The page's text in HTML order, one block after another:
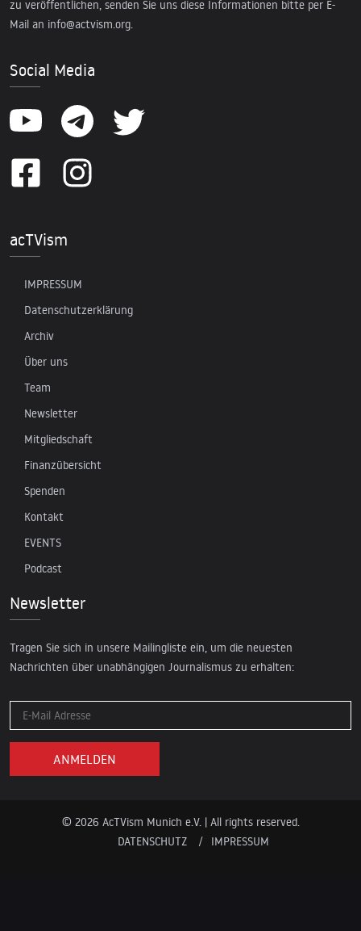
zu veröffentlichen, senden Sie uns diese Informationen bitte per E-
Mail an info@actvism.org.
Social Media
acTVism
IMPRESSUM
Datenschutzerklärung
Archiv
Über uns
Team
Newsletter
Mitgliedschaft
Finanzübersicht
Spenden
Kontakt
EVENTS
Podcast
Newsletter
Tragen Sie sich in unsere Mailingliste ein, um die neuesten
Nachrichten über unabhängigen Journalismus zu erhalten:
© 2026 AcTVism Munich e.V. | All rights reserved.
DATENSCHUTZ
IMPRESSUM